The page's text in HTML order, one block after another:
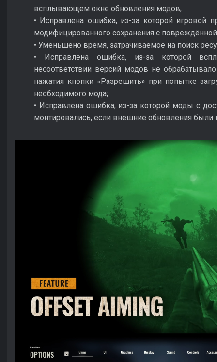
всплывающем окне обновления модов;
• Исправлена ошибка, из-за которой игровой
модифицированного сохранения с
• Уменьшено время, затрачиваемое на поиск
• Исправлена ошибка, из-за которой
несоответствии версий модов не
нажатия кнопки «Разрешить» при попытке
необходимого мода;
• Исправлена ошибка, из-за которой моды с
монтировались, если внешние обновления